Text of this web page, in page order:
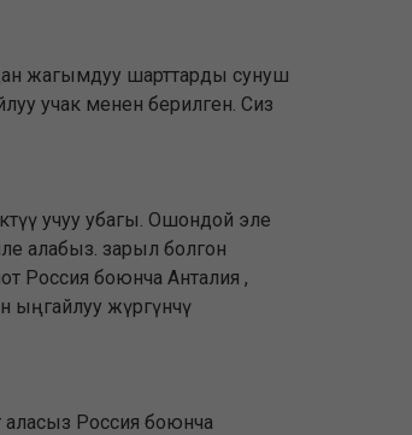
жагымдуу шарттарды сунуш
учак менен берилген. Сиз
учуу убагы. Ошондой эле
алабыз. зарыл болгон
Россия боюнча Анталия ,
ыңгайлуу жүргүнчү
аласыз Россия боюнча